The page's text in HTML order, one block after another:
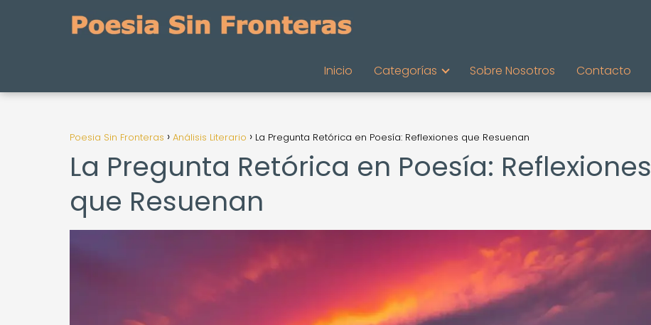
Inicio Categorías Sobre Nosotros Contacto
Poesia Sin Fronteras Análisis Literario La Pregunta Retórica en Poesía: Reflexiones que Resuenan
La Pregunta Retórica en Poesía: Reflexiones
que Resuenan